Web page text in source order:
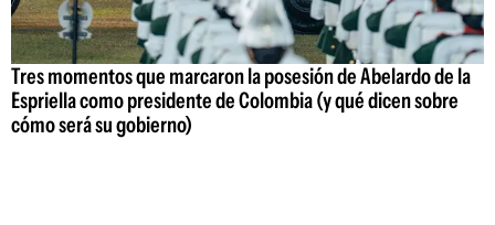
Tres momentos que marcaron la posesión de Abelardo de la
Espriella como presidente de Colombia (y qué dicen sobre
cómo será su gobierno)